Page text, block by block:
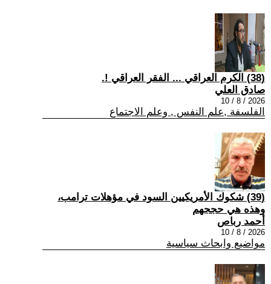
(38) الكرم العراقي ... الفقر العراقي !.
صادق العلي
2026 / 8 / 10
الفلسفة ,علم النفس , وعلم الاجتماع
(39) شكوك الأمريكيين السود في مؤهلات ترامب،
وهذه هي حججهم
أحمد رباص
2026 / 8 / 10
مواضيع وابحاث سياسية